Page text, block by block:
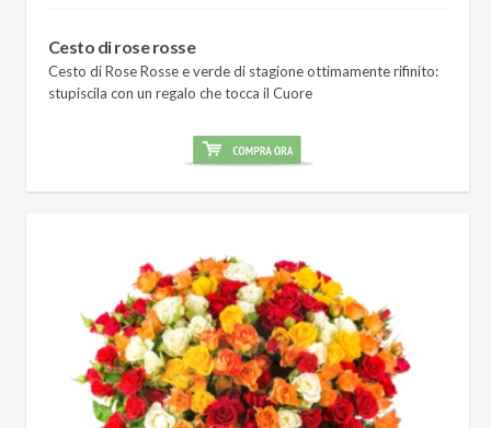
Cesto di rose rosse
Cesto di Rose Rosse e verde di stagione ottimamente rifinito:
stupiscila con un regalo che tocca il Cuore